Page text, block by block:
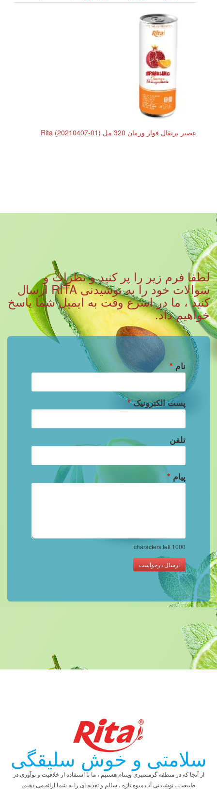
عصير برتقال فوار ورمان 320 مل Rita (20210407-01)
لطفا فرم زیر را پر کنید و نظرات و
سوالات خود را به نوشیدنی RITA ارسال
کنید ، ما در اسرع وقت به ایمیل شما پاسخ
خواهیم داد.
نام *
پست الکترونیک*
تلفن
پیام *
1000
ارسال درخواست
سلامتی و خوش سلیقگی
از آنجا که در منطقه گرمسیری ویتنام هستیم ، ما با استفاده از خلاقیت و نوآوری در
طبیعت ، نوشیدنی آب میوه تازه ، سالم و تغذیه ای را به شما ارائه می دهیم.